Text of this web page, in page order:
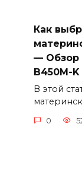
Как
— Обзор
B450M-
В этой
0